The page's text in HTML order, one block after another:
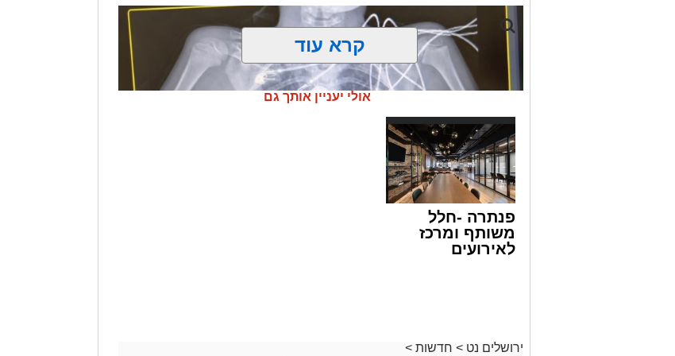
משחק תמים במהלך החופש הגדול הסתיים בבליעת סוללת כפתור ובעקבותיה
קרא עוד
אולי יעניין אותך גם
פנתרה -חלל
משותף ומרכז
לאירועים
ירושלים נט > חדשות >